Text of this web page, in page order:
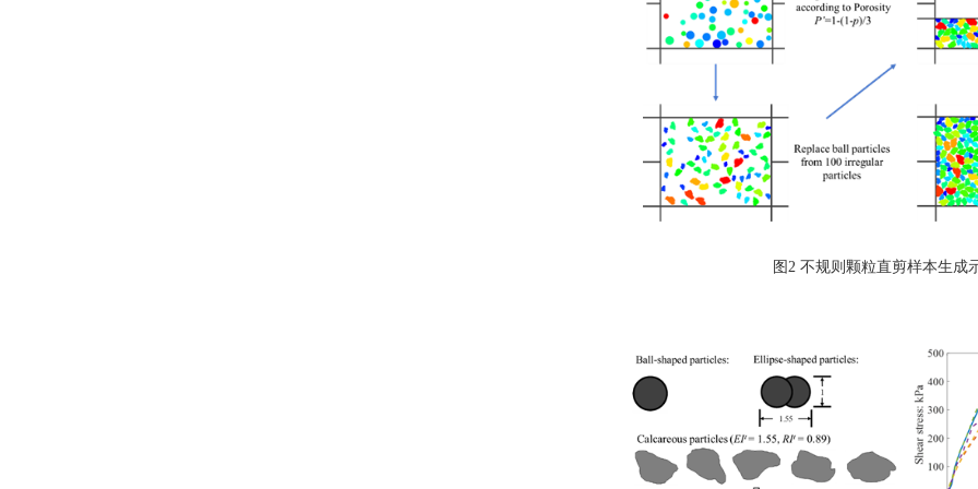
图2 不规则颗粒直剪样本